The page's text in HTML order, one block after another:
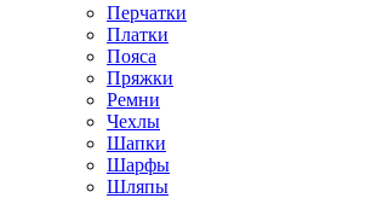
Перчатки
Платки
Пояса
Пряжки
Ремни
Чехлы
Шапки
Шарфы
Шляпы